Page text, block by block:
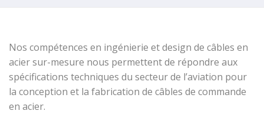
Embouts pour
câble acier de
traction
Embouts de
câble zamak
Câbles push-
pull
Corde à piano
Gaine PUSH
PULL gainé
avec fourreau
intérieur
Nos compétences en ingénierie etdesign de câbles en
acier sur-mesure nous permettent de répondre aux
spécifications techniques du secteur de l’aviation pour
la conception et la fabrication de câbles de commande
en acier.